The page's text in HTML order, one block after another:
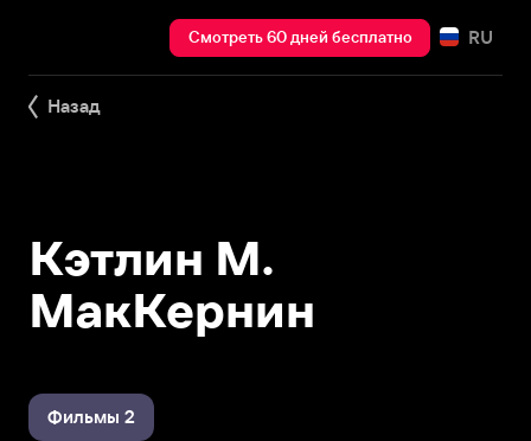
Смотреть 60 дней бесплатно RU
Назад
Кэтлин М.
МакКернин
Фильмы 2